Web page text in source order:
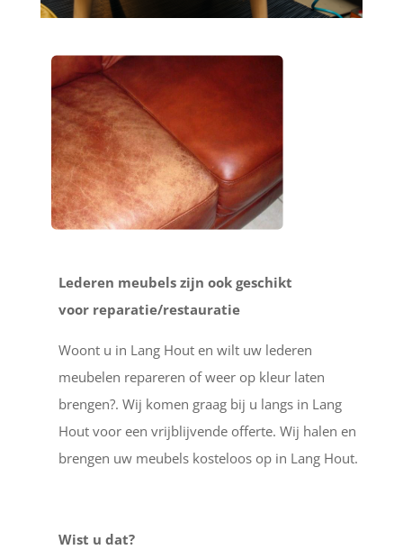
Lederen meubels zijn ook geschikt
voor reparatie/restauratie
Woont u in Lang Hout en wilt uw lederen
meubelen repareren of weer op kleur laten
brengen?. Wij komen graag bij u langs in Lang
Hout voor een vrijblijvende offerte. Wij halen en
brengen uw meubels kosteloos op in Lang Hout.
Wist u dat?